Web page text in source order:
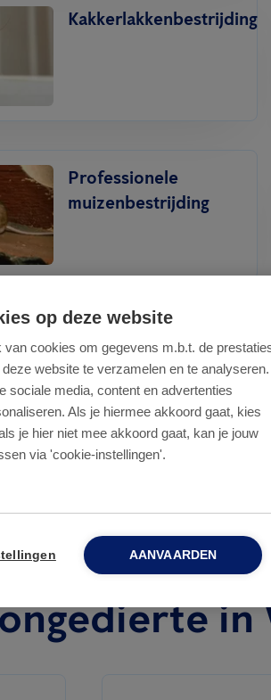
Kakkerlakkenbestrijding
Professionele
muizenbestrijding
Bouwkundige wering
op deze website
van cookies om gegevens m.b.t. de
website te verzamelen en te analyseren.
sociale media, content en advertenties
Als je hiermee akkoord gaat, kies
je hier niet mee akkoord gaat, kan je jouw
via 'cookie-instellingen'.
AANVAARDEN